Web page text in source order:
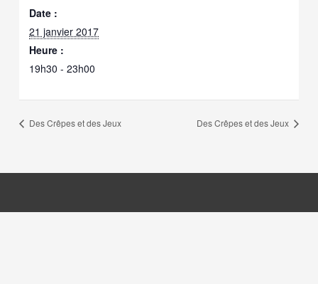
Date :
21 janvier 2017
Heure :
19h30 - 23h00
Des Crêpes et des Jeux Des Crêpes et des Jeux